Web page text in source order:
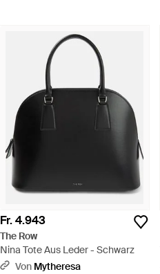
Fr. 4.943
The Row
Nina Tote Aus Leder - Schwarz
Von Mytheresa